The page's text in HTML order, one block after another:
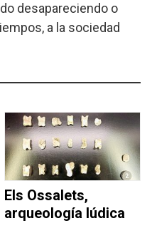
desapareciendo o
a la sociedad
Els Ossalets,
arqueología lúdica